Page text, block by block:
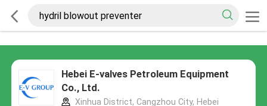
Hebei E-valves Petroleum Equipment
Co., Ltd.
Xinhua District, Cangzhou City, Hebei